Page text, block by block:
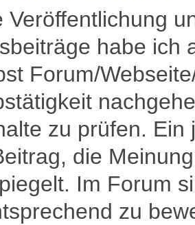
Veröffentlichung
habe ich
Forum/
zu prüfen.
die
Im Forum
zu